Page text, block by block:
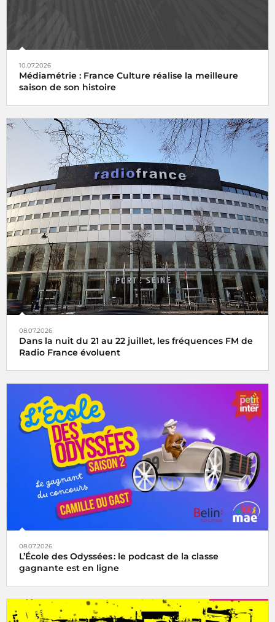
10.07.2026
Médiamétrie : France Culture réalise la meilleure
saison de son histoire
08.07.2026
Dans la nuit du 21 au 22 juillet, les fréquences FM de
Radio France évoluent
08.07.2026
L’École des Odyssées : le podcast de la classe
gagnante est en ligne